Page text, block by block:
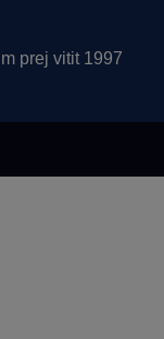
prej vitit 1997